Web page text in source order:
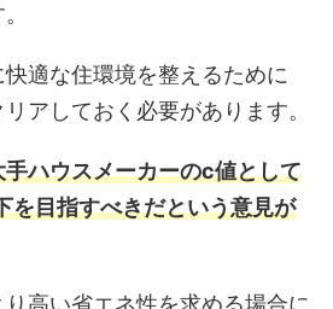
適な住環境を整えるために
アしておく必要があります。
ハウスメーカーのc値として
を目指すべきだという意見が